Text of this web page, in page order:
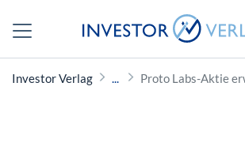
Investor Verlag Proto Labs-Aktie